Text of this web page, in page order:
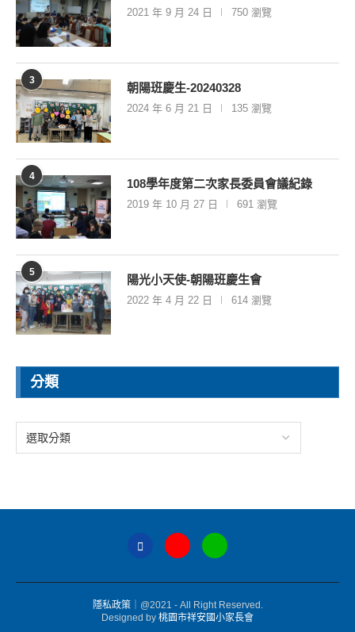
2021 年 9 月 24 日 750 瀏覽
3
朝陽班慶生-20240328
2024 年 6 月 21 日 135 瀏覽
4
108學年度第二次家長委員會議紀錄
2019 年 10 月 27 日 691 瀏覽
5
陽光小天使-朝陽班慶生會
2022 年 4 月 22 日 614 瀏覽
分類
隱私政策｜@2021 - All Right Reserved.
Designed by 桃園市祥安國小家長會